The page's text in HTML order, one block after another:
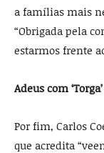
a famílias mais
“Obrigada pela
estarmos frente
Adeus com
Por fim, Carlos
que acredita